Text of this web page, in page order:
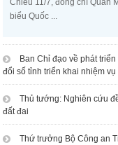
biểu Quốc ...
Ban Chỉ đạo về phát
đổi số tỉnh triển khai nhiệm
Thủ tướng: Nghiên cứu
đất đai
Thứ trưởng Bộ Công an